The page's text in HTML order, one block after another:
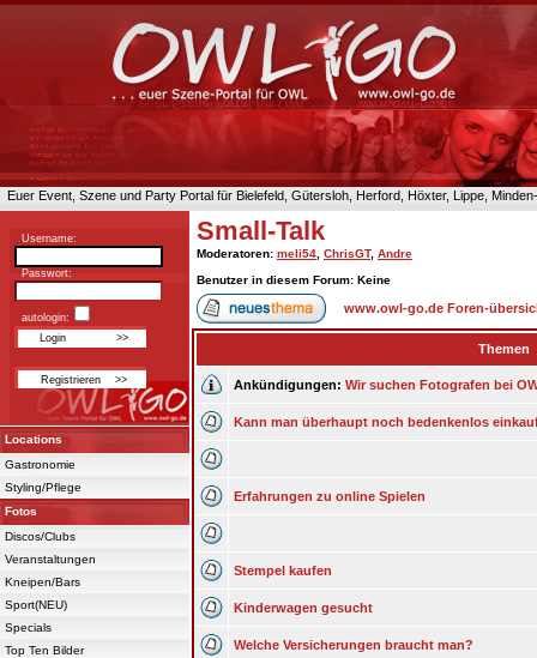
Euer Event, Szene und Party Portal für Bielefeld, Gütersloh, Herford, Höxter, Lippe,
Username:
Passwort:
autologin:
Locations
Gastronomie
Styling/Pflege
Fotos
Discos/Clubs
Veranstaltungen
Kneipen/Bars
Sport(NEU)
Specials
Top Ten Bilder
Small-Talk
Moderatoren: meli54 ChrisGT, Andre
Benutzer in diesem Forum: Keine
www.owl-go.de Foren-
Themen
Ankündigungen: Wir suchen Fotografen bei
Kann man überhaupt noch bedenkenlos
Erfahrungen zu online Spielen
Stempel kaufen
Kinderwagen gesucht
Welche Versicherungen braucht man?